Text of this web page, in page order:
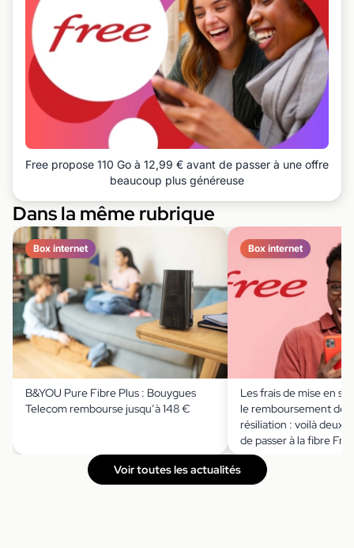
Free propose 110 Go à 12,99 € avant de passer à une offre
beaucoup plus généreuse
Dans la même rubrique
Box internet
B&YOU Pure Fibre Plus : Bouygues
Telecom rembourse jusqu’à 148 €
Box internet
Les frais de mise en
le remboursement des
résiliation : voilà deux
de passer à la fibre
Voir toutes les actualités